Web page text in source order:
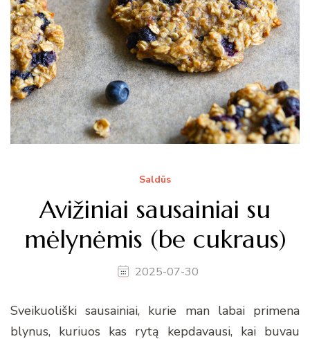
Saldūs
Avižiniai sausainiai su
mėlynėmis (be cukraus)
2025-07-30
Sveikuoliški sausainiai, kurie man labai primena
blynus, kuriuos kas rytą kepdavausi, kai buvau